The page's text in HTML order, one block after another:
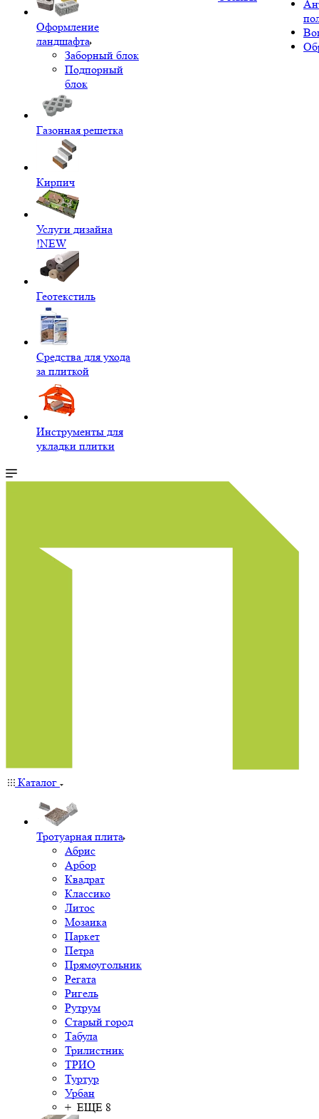
Оформление
ландшафта
Заборный блок
Подпорный
блок
Газонная решетка
Кирпич
Услуги дизайна
!NEW
Геотекстиль
Средства для ухода
за плиткой
Инструменты для
укладки плитки
Каталог
Тротуарная плита
Абрис
Арбор
Квадрат
Классико
Литос
Мозаика
Паркет
Петра
Прямоугольник
Регата
Ригель
Рутрум
Старый город
Табула
Трилистник
ТРИО
Туртур
Урбан
+ ЕЩЕ 8